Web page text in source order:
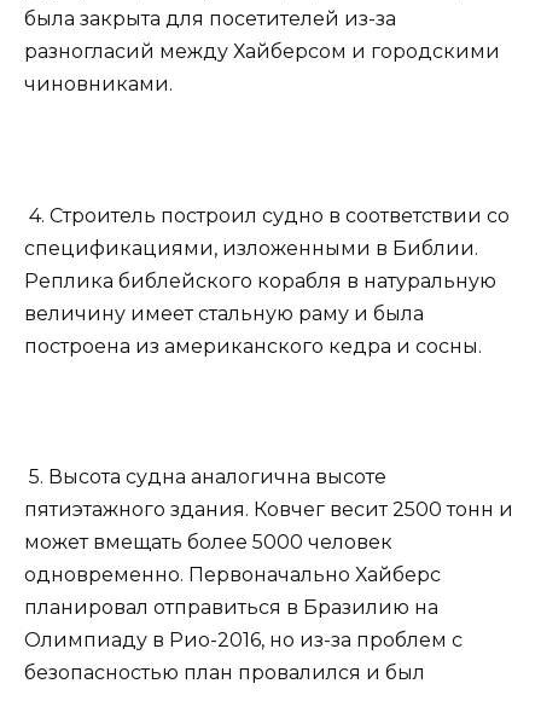
была закрыта для посетителей из-за
разногласий между Хайберсом и городскими
чиновниками.
4. Строитель построил судно в соответствии со
спецификациями, изложенными в Библии.
Реплика библейского корабля в натуральную
величину имеет стальную раму и была
построена из американского кедра и сосны.
5. Высота судна аналогична высоте
пятиэтажного здания. Ковчег весит 2500 тонн и
может вмещать более 5000 человек
одновременно. Первоначально Хайберс
планировал отправиться в Бразилию на
Олимпиаду в Рио-2016, но из-за проблем с
безопасностью план провалился и был